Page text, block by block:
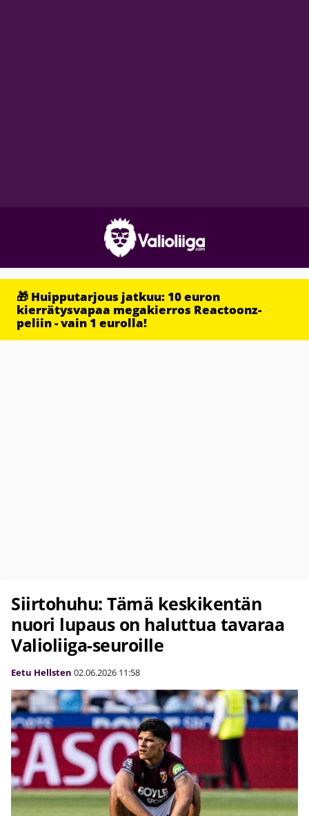
🎁 Huipputarjous jatkuu: 10 euron
kierrätysvapaa megakierros Reactoonz-
peliin - vain 1 eurolla!
Siirtohuhu: Tämä keskikentän
nuori lupaus on haluttua tavaraa
Valioliiga-seuroille
Eetu Hellsten 02.06.2026 11:58